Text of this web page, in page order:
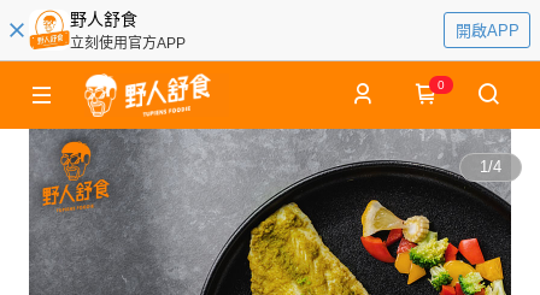
野人舒食
立刻使用官方APP
開啟APP
0
1/4